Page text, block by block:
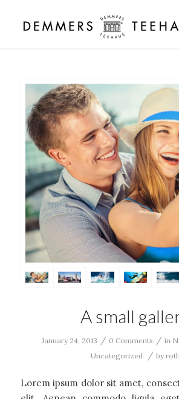
A small
January 24, 2013 / 0 Comments / in
Uncategorized
/ by roth
Lorem ipsum dolor sit amet,